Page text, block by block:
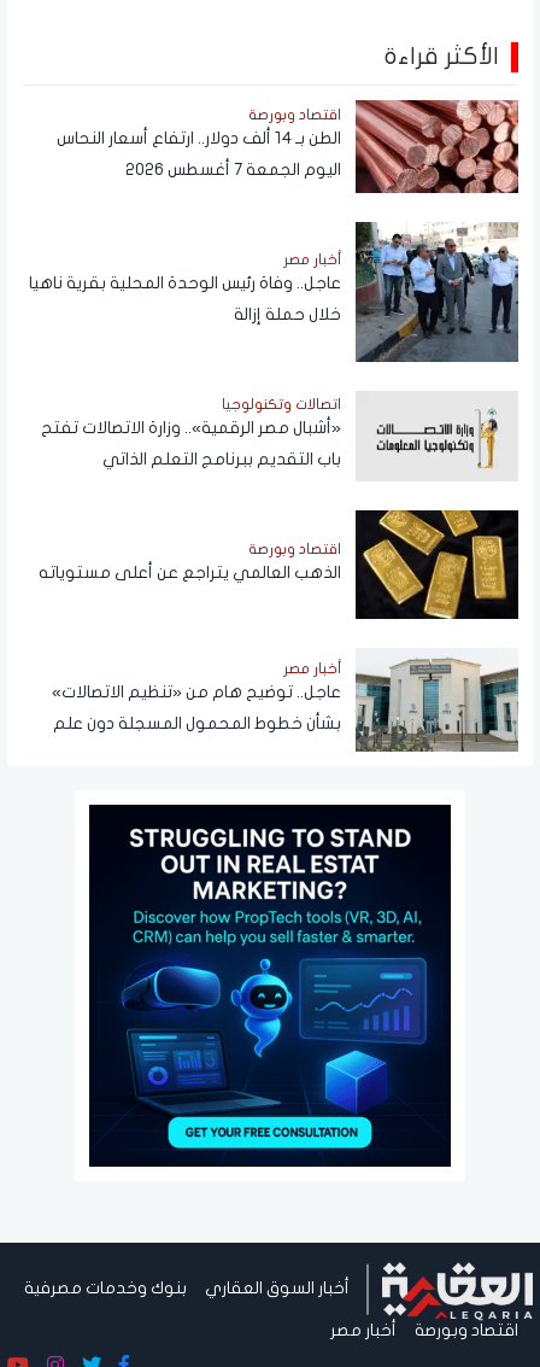
الأكثر قراءة
اقتصاد وبورصة
الطن بـ 14 ألف دولار.. ارتفاع أسعار النحاس
اليوم الجمعة 7 أغسطس 2026
أخبار مصر
عاجل.. وفاة رئيس الوحدة المحلية بقرية ناهيا
خلال حملة إزالة
اتصالات وتكنولوجيا
«أشبال مصر الرقمية».. وزارة الاتصالات تفتح
باب التقديم ببرنامج التعلم الذاتي
اقتصاد وبورصة
الذهب العالمي يتراجع عن أعلى مستوياته
أخبار مصر
عاجل.. توضيح هام من «تنظيم الاتصالات»
بشأن خطوط المحمول المسجلة دون علم
أخبار السوق العقاري بنوك وخدمات مصرفية
اقتصاد وبورصة أخبار مصر